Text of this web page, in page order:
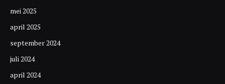
mei 2025
april 2025
september 2024
juli 2024
april 2024